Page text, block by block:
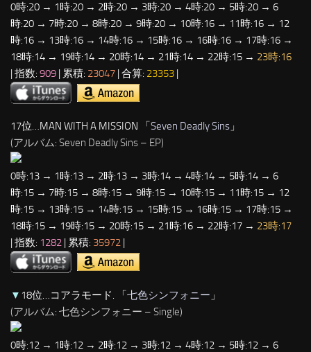
0時:20 → 1時:20 → 2時:20 → 3時:20 → 4時:20 → 5時:20 → 6
時:20 → 7時:20 → 8時:20 → 9時:20 → 10時:16 → 11時:16 → 12
時:16 → 13時:16 → 14時:16 → 15時:16 → 16時:16 → 17時:16 →
18時:14 → 19時:14 → 20時:14 → 21時:14 → 22時:15 → 23時:16
| 指数: 909 | 累積: 23047 | 合算: 23353
17位…MAN WITH A MISSION 「Seven Deadly Sins 」
(アルバム: Seven Deadly Sins – EP)
0時:13 → 1時:13 → 2時:13 → 3時:14 → 4時:14 → 5時:14 → 6
時:15 → 7時:15 → 8時:15 → 9時:15 → 10時:15 → 11時:15 → 12
時:15 → 13時:15 → 14時:15 → 15時:15 → 16時:15 → 17時:15 →
18時:15 → 19時:15 → 20時:15 → 21時:16 → 22時:17 → 23時:17
| 指数: 1282 | 累積: 35972 |
▼ 18位…コアラモード. 「七色シンフォニー 」
(アルバム: 七色シンフォニー – Single)
0時:12 → 1時:12 → 2時:12 → 3時:12 → 4時:12 → 5時:12 → 6